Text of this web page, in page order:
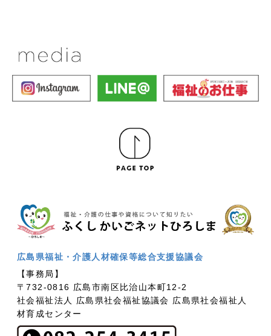
広島県福祉・介護人材確保等総合支援協議会
【事務局】
〒732-0816 広島市南区比治山本町12-2
社会福祉法人 広島県社会福祉協議会 広島県社会福祉人
材育成センター